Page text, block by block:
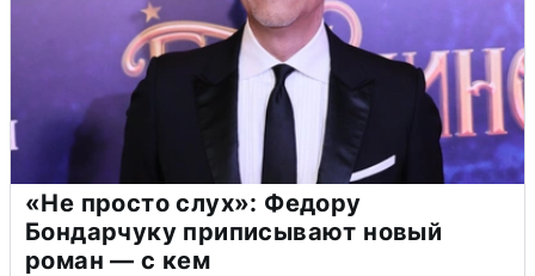
«Не просто слух»: Федору
Бондарчуку приписывают новый
роман — с кем